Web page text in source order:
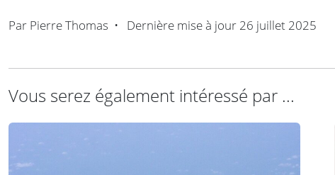
Par Pierre Thomas • Dernière mise à jour 26 juillet 2025
Vous serez également intéressé par ...